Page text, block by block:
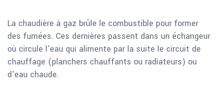
La chaudière à gaz brûle le combustible pour former
des fumées. Ces dernières passent dans un échangeur
où circule l'eau qui alimente par la suite le circuit de
chauffage (planchers chauffants ou radiateurs) ou
d'eau chaude.